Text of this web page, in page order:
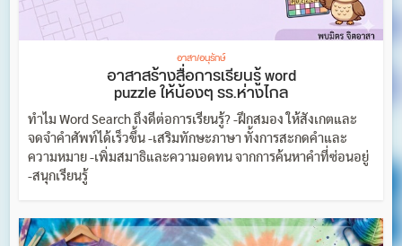
อาสา/อนุรักษ์
อาสาสร้างสื่อการเรียนรู้ word
puzzle ให้น้องๆ รร.ห่างไกล
ทำไม Word Search ถึงดีต่อการเรียนรู้? -ฝึกสมอง ให้สังเกตและ
จดจำคำศัพท์ได้เร็วขึ้น -เสริมทักษะภาษา ทั้งการสะกดคำและ
ความหมาย -เพิ่มสมาธิและความอดทน จากการค้นหาคำที่ซ่อนอยู่
-สนุกเรียนรู้